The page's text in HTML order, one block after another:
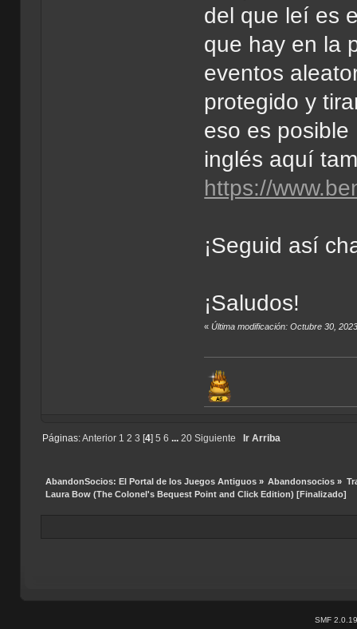
del que leí es
que hay en la
eventos
protegido y
eso es
inglés aquí
https://
¡Seguid así
¡Saludos!
«Última modificación: Octubre 30,
Páginas:Anterior 1 2 3 [4] 5 6 ... 20 Siguiente Ir Arriba
AbandonSocios: El Portal de los Juegos Antiguos» Abandonsocios »
Laura Bow (The Colonel's Bequest Point and Click Edition) [Finalizado]
SMF 2.0.19